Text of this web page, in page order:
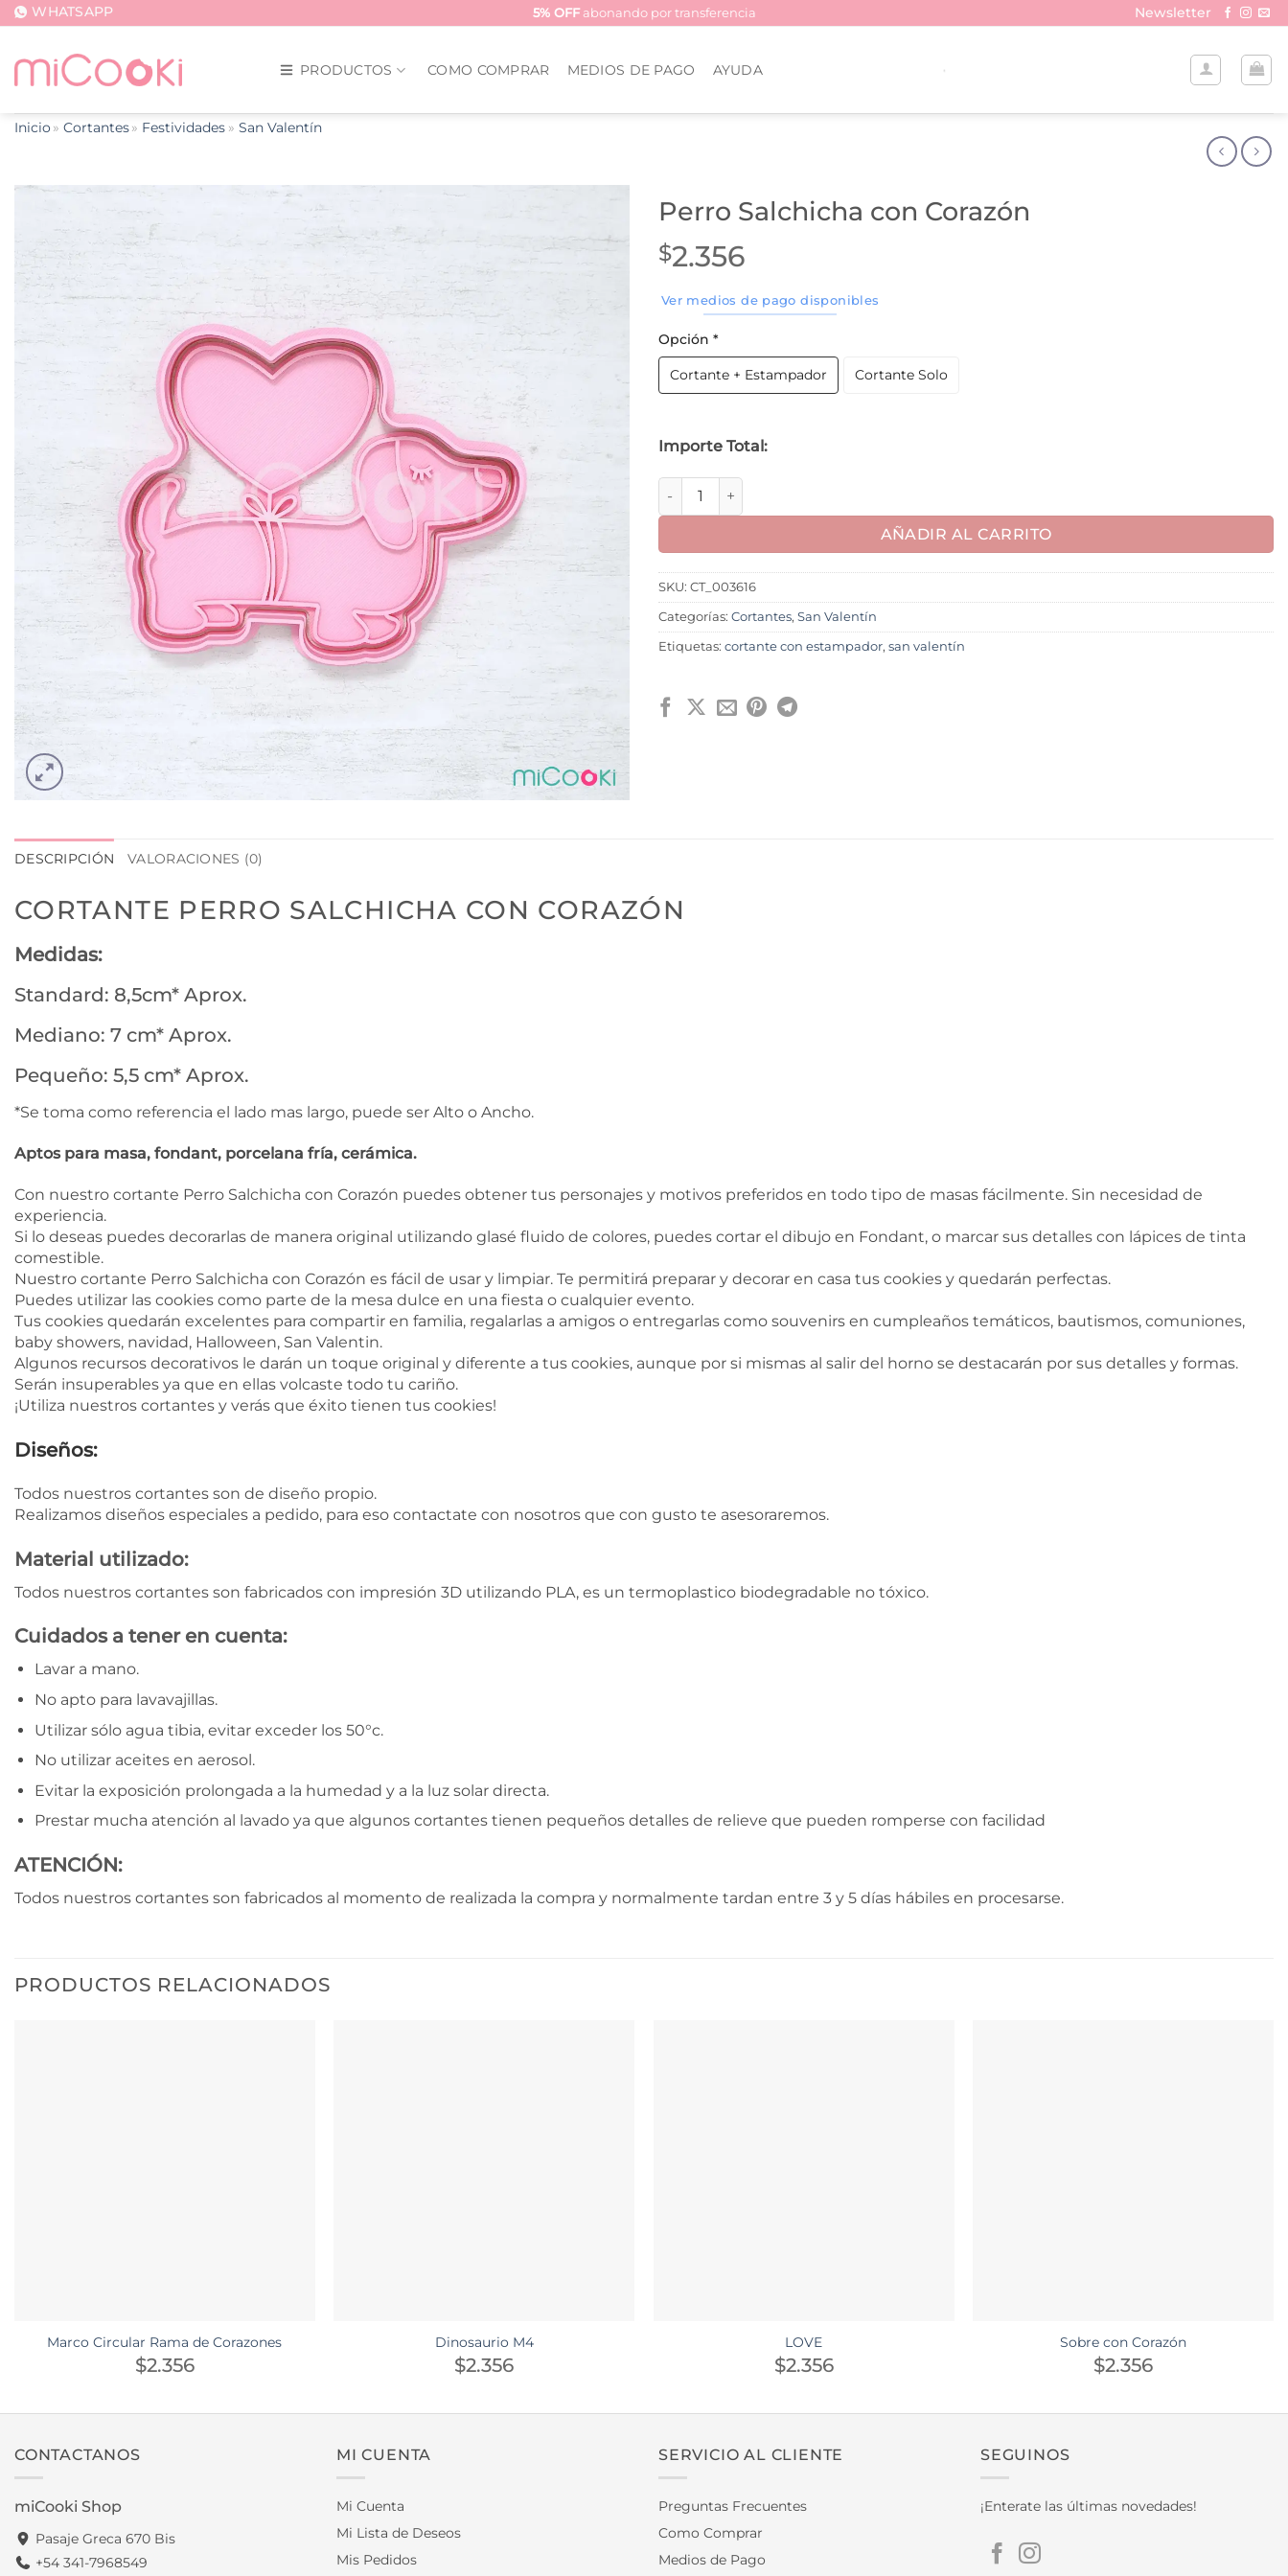
Saltar
contenido
WHATSAPP 5% OFFabonando por transferencia Newsletter
PRODUCTOS COMO COMPRAR MEDIOS DE PAGO AYUDA
Inicio Cortantes Festividades San Valentín
Perro Salchicha con Corazón
$2.356
Ver medios de pago disponibles
Opción *
Cortante + Estampador Cortante Solo
Importe Total:
Perro Salchicha con Corazón cantidad
AÑADIR AL CARRITO
SKU: CT_003616
Categorías: Cortantes, San Valentín
Etiquetas: cortante con estampador, san valentín
DESCRIPCIÓN VALORACIONES (0)
CORTANTE PERRO SALCHICHA CON CORAZÓN
Medidas:
Standard: 8,5cm* Aprox.
Mediano: 7 cm* Aprox.
Pequeño: 5,5 cm* Aprox.
*Se toma como referencia el lado mas largo, puede ser Alto o Ancho.
Aptos para masa, fondant, porcelana fría, cerámica.
Con nuestro cortante Perro Salchicha con Corazón puedes obtener tus personajes y motivos preferidos en todo tipo de masas fácilmente. Sin necesidad de
experiencia.
Si lo deseas puedes decorarlas de manera original utilizando glasé fluido de colores, puedes cortar el dibujo en Fondant, o marcar sus detalles con lápices de tinta
comestible.
Nuestro cortante Perro Salchicha con Corazón es fácil de usar y limpiar. Te permitirá preparar y decorar en casa tus cookies y quedarán perfectas.
Puedes utilizar las cookies como parte de la mesa dulce en una fiesta o cualquier evento.
Tus cookies quedarán excelentes para compartir en familia, regalarlas a amigos o entregarlas como souvenirs en cumpleaños temáticos, bautismos, comuniones,
baby showers, navidad, Halloween, San Valentin.
Algunos recursos decorativos le darán un toque original y diferente a tus cookies, aunque por si mismas al salir del horno se destacarán por sus detalles y formas.
Serán insuperables ya que en ellas volcaste todo tu cariño.
¡Utiliza nuestros cortantes y verás que éxito tienen tus cookies!
Diseños:
Todos nuestros cortantes son de diseño propio.
Realizamos diseños especiales a pedido, para eso contactate con nosotros que con gusto te asesoraremos.
Material utilizado:
Todos nuestros cortantes son fabricados con impresión 3D utilizando PLA, es un termoplastico biodegradable no tóxico.
Cuidados a tener en cuenta:
Lavar a mano.
No apto para lavavajillas.
Utilizar sólo agua tibia, evitar exceder los 50°c.
No utilizar aceites en aerosol.
Evitar la exposición prolongada a la humedad y a la luz solar directa.
Prestar mucha atención al lavado ya que algunos cortantes tienen pequeños detalles de relieve que pueden romperse con facilidad
ATENCIÓN:
Todos nuestros cortantes son fabricados al momento de realizada la compra y normalmente tardan entre 3 y 5 días hábiles en procesarse.
PRODUCTOS RELACIONADOS
Marco Circular Rama de Corazones
$2.356
Dinosaurio M4
$2.356
LOVE
$2.356
Sobre con Corazón
$2.356
CONTACTANOS
miCooki Shop
Pasaje Greca 670 Bis
+54 341-7968549
MI CUENTA
Mi Cuenta
Mi Lista de Deseos
Mis Pedidos
SERVICIO AL CLIENTE
Preguntas Frecuentes
Como Comprar
Medios de Pago
SEGUINOS
¡Enterate las últimas novedades!